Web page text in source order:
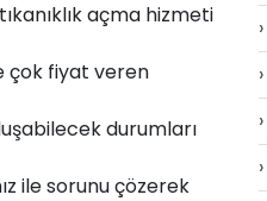
tıkanıklık açma hizmeti
çok fiyat veren
durumları
ile sorunu çözerek